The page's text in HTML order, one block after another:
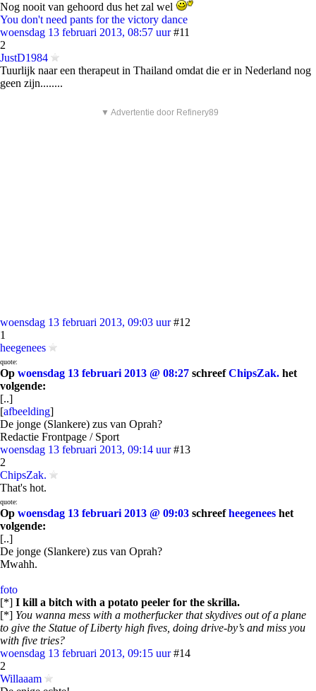
Nog nooit van gehoord dus het zal wel
You don't need pants for the victory dance
woensdag 13 februari 2013, 08:57 uur #11
2
JustD1984
Tuurlijk naar een therapeut in Thailand omdat die er in Nederland nog
geen zijn........
▼ Advertentie door Refinery89
woensdag 13 februari 2013, 09:03 uur #12
1
heegenees
quote:
Op woensdag 13 februari 2013 @ 08:27 schreefChipsZak. het
volgende:
[..]
[afbeelding]
De jonge (Slankere) zus van Oprah?
Redactie Frontpage / Sport
woensdag 13 februari 2013, 09:14 uur #13
2
ChipsZak.
That's hot.
quote:
Op woensdag 13 februari 2013 @ 09:03 schreefheegenees het
volgende:
[..]
De jonge (Slankere) zus van Oprah?
Mwahh.
foto
[*] I kill a bitch with a potato peeler for the skrilla.
[*] You wanna mess with a motherfucker that skydives out of a plane
to give the Statue of Liberty high fives, doing drive-by’s and miss you
with five tries?
woensdag 13 februari 2013, 09:15 uur #14
2
Willaaam